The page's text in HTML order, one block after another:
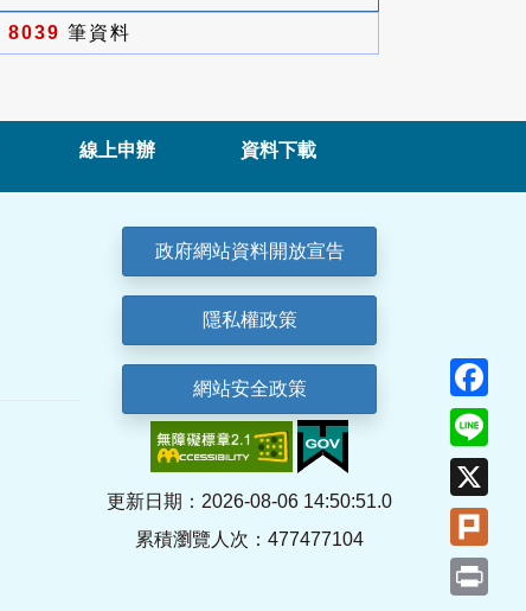
8039 筆資料
線上申辦 資料下載
政府網站資料開放宣告
隱私權政策
網站安全政策
更新日期：2026-08-06 14:50:51.0
累積瀏覽人次：477477104